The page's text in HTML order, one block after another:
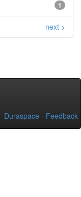
1
next >
Duraspace - Feedback